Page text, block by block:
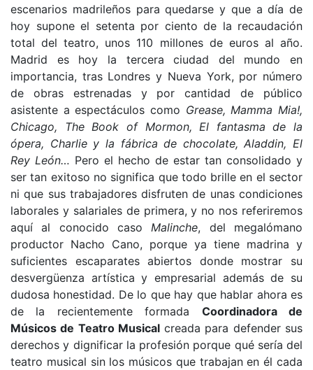
escenarios madrileños para quedarse y que a día de
hoy supone el setenta por ciento de la recaudación
total del teatro, unos 110 millones de euros al año.
Madrid es hoy la tercera ciudad del mundo en
importancia, tras Londres y Nueva York, por número
de obras estrenadas y por cantidad de público
asistente a espectáculos como Grease, Mamma Mia!,
Chicago, The Book of Mormon, El fantasma de la
ópera, Charlie y la fábrica de chocolate, Aladdin, El
Rey León… Pero el hecho de estar tan consolidado y
ser tan exitoso no significa que todo brille en el sector
ni que sus trabajadores disfruten de unas condiciones
laborales y salariales de primera, y no nos referiremos
aquí al conocido caso Malinche, del megalómano
productor Nacho Cano, porque ya tiene madrina y
suficientes escaparates abiertos donde mostrar su
desvergüenza artística y empresarial además de su
dudosa honestidad. De lo que hay que hablar ahora es
de la recientemente formada Coordinadora de
Músicos de Teatro Musicalcreada para defender sus
derechos y dignificar la profesión porque qué sería del
teatro musical sin los músicos que trabajan en él cada